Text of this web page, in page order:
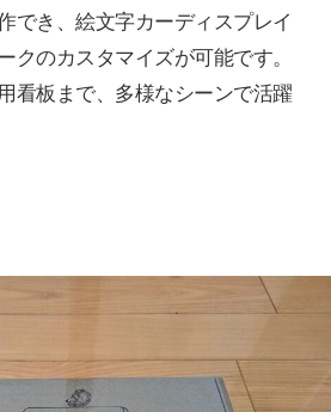
でき、絵文字カーディスプレイ
クのカスタマイズが可能です。
看板まで、多様なシーンで活躍